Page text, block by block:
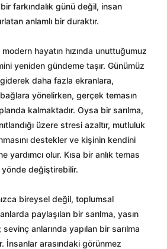
farkındalık günü değil, insan
anlamlı bir duraktır.
modern hayatın hızında unuttuğumuz
yeniden gündeme taşır. Günümüz
daha fazla ekranlara,
yönelirken, gerçek temasın
kalmaktadır. Oysa bir sarılma,
üzere stresi azaltır, mutluluk
destekler ve kişinin kendini
yardımcı olur. Kısa bir anlık temas
yönde değiştirebilir.
bireysel değil, toplumsal
paylaşılan bir sarılma, yasın
sevinç anlarında yapılan bir sarılma
İnsanlar arasındaki görünmez